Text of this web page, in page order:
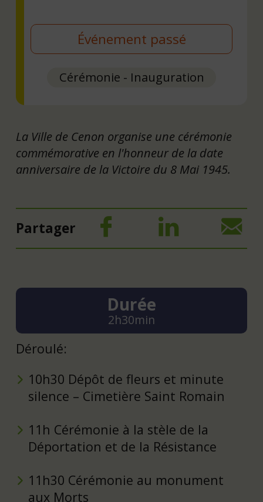
Événement passé
Cérémonie - Inauguration
La Ville de Cenon organise une cérémonie
commémorative en l'honneur de la date
anniversaire de la Victoire du 8 Mai 1945.
Partager
Durée
2h30min
Déroulé:
10h30 Dépôt de fleurs et minute
silence – Cimetière Saint Romain
11h Cérémonie à la stèle de la
Déportation et de la Résistance
11h30 Cérémonie au monument
aux Morts